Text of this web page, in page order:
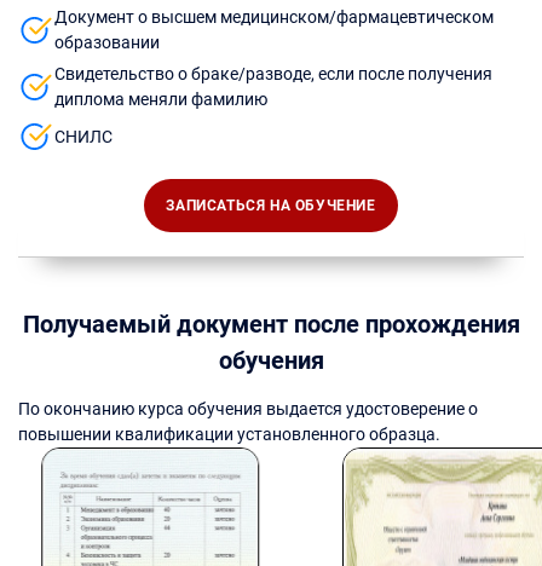
Документ о высшем медицинском/фармацевтическом
образовании
Свидетельство о браке/разводе, если после получения
диплома меняли фамилию
СНИЛС
ЗАПИСАТЬСЯ НА ОБУЧЕНИЕ
Получаемый документ после прохождения
обучения
По окончанию курса обучения выдается удостоверение о
повышении квалификации установленного образца.